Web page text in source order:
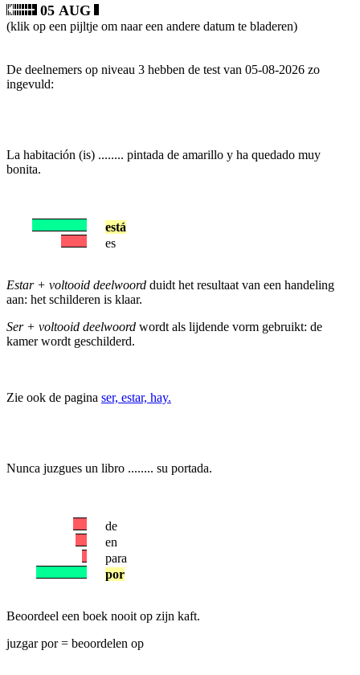
05 AUG
(klik op een pijltje om naar een andere datum te bladeren)
De deelnemers op niveau 3 hebben de test van 05-08-2026 zo
ingevuld:
La habitación (is) ........ pintada de amarillo y ha quedado muy
bonita.
está
es
Estar + voltooid deelwoord duidt het resultaat van een handeling
aan: het schilderen is klaar.
Ser + voltooid deelwoord wordt als lijdende vorm gebruikt: de
kamer wordt geschilderd.
Zie ook de pagina ser, estar, hay.
Nunca juzgues un libro ........ su portada.
de
en
para
por
Beoordeel een boek nooit op zijn kaft.
juzgar por = beoordelen op